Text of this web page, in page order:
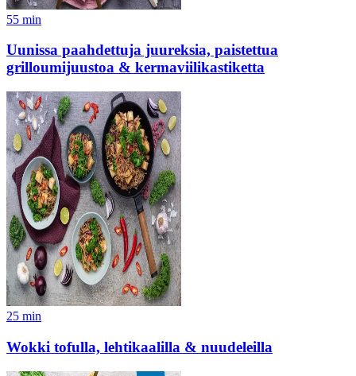
55 min
Uunissa paahdettuja juureksia, paistettua
grilloumijuustoa & kermaviilikastiketta
25 min
Wokki tofulla, lehtikaalilla & nuudeleilla